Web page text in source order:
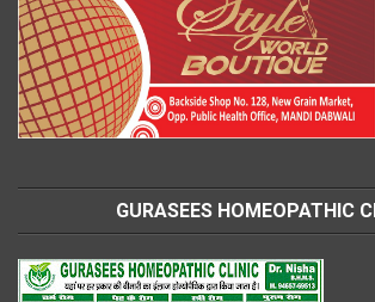
GURASEES HOMEOPATHIC